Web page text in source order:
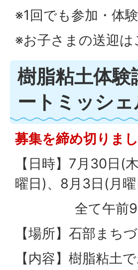
※1回でも参加・体
※お子さまの送迎
樹脂粘土体
ートミッシェ
募集を締め切りまし
【日時】7月30日(
曜日)、8月3日(月
全て午前9時
【場所】石部まち
【内容】樹脂粘土